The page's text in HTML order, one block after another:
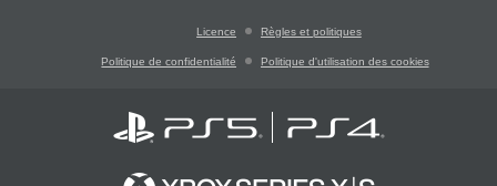
Licence Règles et politiques
Politique de confidentialité Politique d'utilisation des cookies